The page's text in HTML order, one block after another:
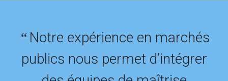
“ Notre expérience en marchés
publics nous permet d’intégrer